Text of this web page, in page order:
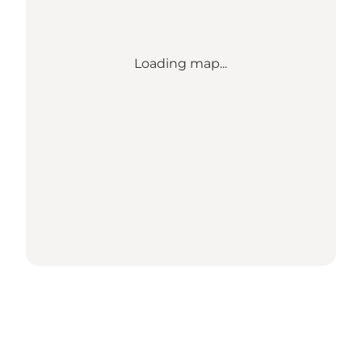
Loading map...